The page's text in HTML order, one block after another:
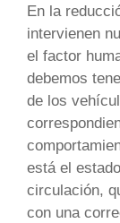
En la
intervienen
el factor
debemos
de los
está el
circulación,
con una